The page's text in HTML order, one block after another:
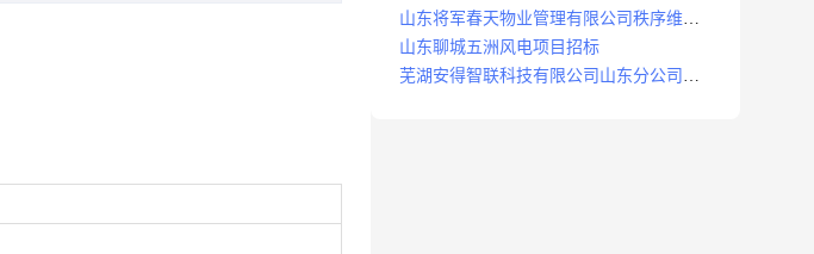
山东将军春天物业管理有限公司秩序维护
服务项目招标公告
山东聊城五洲风电项目招标
芜湖安得智联科技有限公司山东分公司济